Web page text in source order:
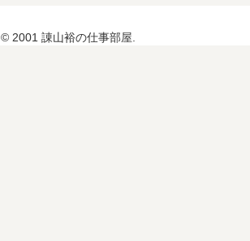
© 2001 諌山裕の仕事部屋.